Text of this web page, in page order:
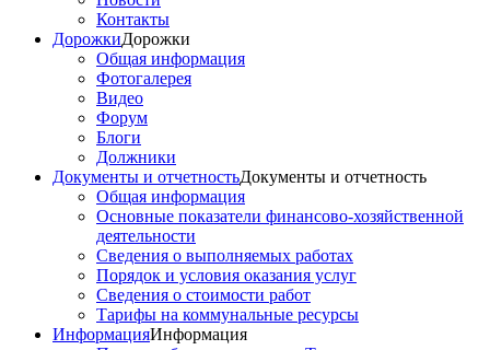
Контакты
ДорожкиДорожки
Общая информация
Фотогалерея
Видео
Форум
Блоги
Должники
Документы и отчетностьДокументы и отчетность
Общая информация
Основные показатели финансово-хозяйственной
деятельности
Сведения о выполняемых работах
Порядок и условия оказания услуг
Сведения о стоимости работ
Тарифы на коммунальные ресурсы
ИнформацияИнформация